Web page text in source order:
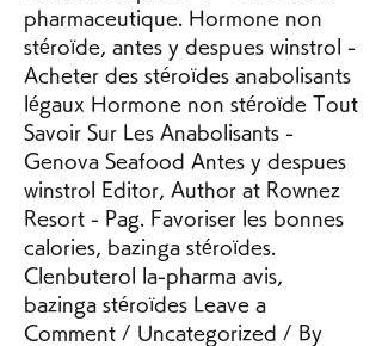
pharmaceutique. Hormone non
stéroïde, antes y despues winstrol -
Acheter des stéroïdes anabolisants
légaux Hormone non stéroïde Tout
Savoir Sur Les Anabolisants -
Genova Seafood Antes y despues
winstrol Editor, Author at Rownez
Resort - Pag. Favoriser les bonnes
calories, bazinga stéroïdes.
Clenbuterol la-pharma avis,
bazinga stéroïdes Leave a
Comment / Uncategorized / By